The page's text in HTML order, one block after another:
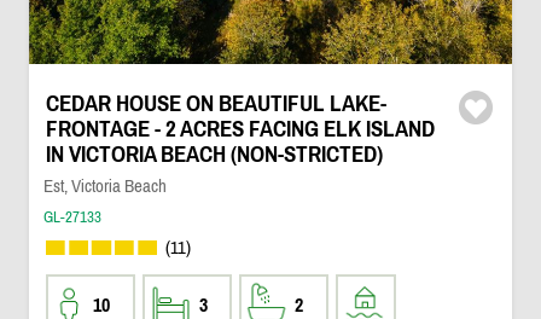
CEDAR HOUSE ON BEAUTIFUL LAKE-
FRONTAGE - 2 ACRES FACING ELK ISLAND
IN VICTORIA BEACH (NON-STRICTED)
Est, Victoria Beach
GL-27133
(11)
10 3 2